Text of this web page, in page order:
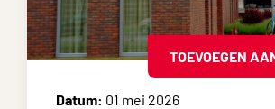
TOEVOEGEN
Datum: 01 mei 2026